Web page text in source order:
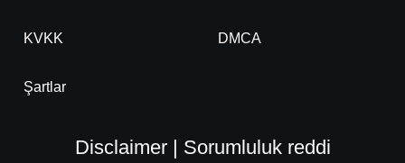
KVKK DMCA
Şartlar
Disclaimer | Sorumluluk reddi